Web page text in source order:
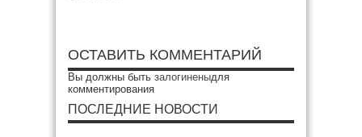
ОСТАВИТЬ КОММЕНТАРИЙ
Вы должны быть залогиненыдля
комментирования
ПОСЛЕДНИЕ НОВОСТИ